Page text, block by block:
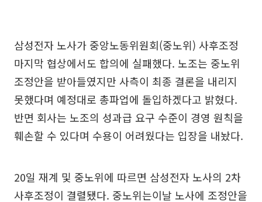
삼성전자 노사가 중앙노동위원회(중노위) 사후조정
마지막 협상에서도 합의에 실패했다. 노조는 중노위
조정안을 받아들였지만 사측이 최종 결론을 내리지
못했다며 예정대로 총파업에 돌입하겠다고 밝혔다.
반면 회사는 노조의 성과급 요구 수준이 경영 원칙을
훼손할 수 있다며 수용이 어려웠다는 입장을 내놨다.
20일 재계 및 중노위에 따르면 삼성전자 노사의 2차
사후조정이 결렬됐다. 중노위는이날 노사에 조정안을